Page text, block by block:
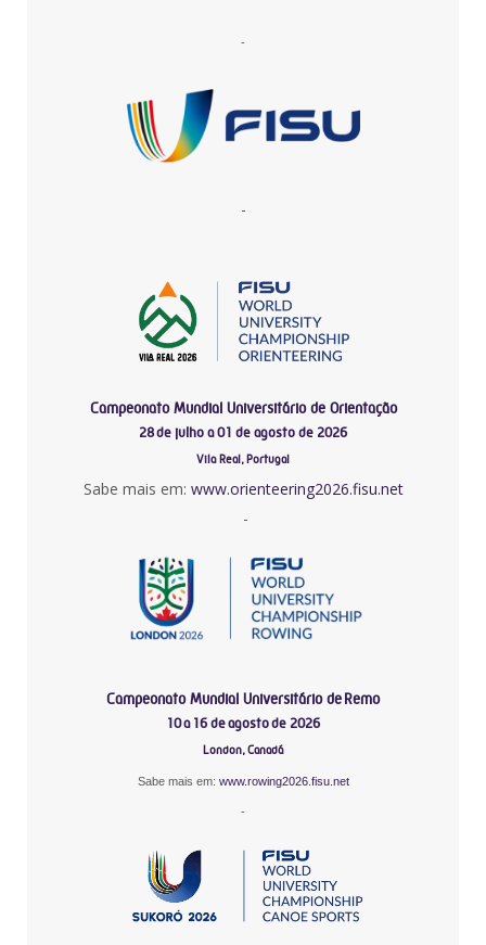
-
-
Campeonato Mundial Universitário de Orientação
28 de julho a 01 de agosto de 2026
Vila Real, Portugal
Sabe mais em: www.orienteering2026.fisu.net
-
Campeonato Mundial Universitário de Remo
10 a 16 de agosto de 2026
London, Canadá
Sabe mais em: www.rowing2026.fisu.net
-